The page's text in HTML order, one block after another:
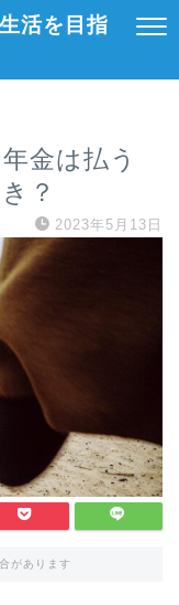
活を目指
金は払う
？
2023年5月13日
があります